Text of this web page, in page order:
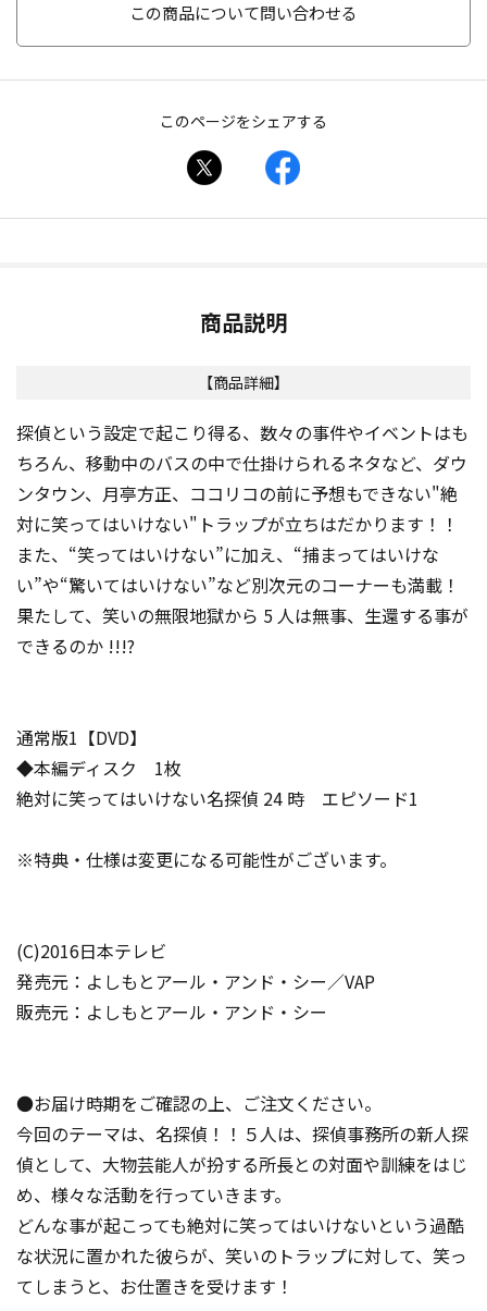
この商品について問い合わせる
このページをシェアする
商品説明
【商品詳細】
探偵という設定で起こり得る、数々の事件やイベントはも
ちろん、移動中のバスの中で仕掛けられるネタなど、ダウ
ンタウン、月亭方正、ココリコの前に予想もできない"絶
対に笑ってはいけない"トラップが立ちはだかります！！
また、“笑ってはいけない”に加え、“捕まってはいけな
い”や“驚いてはいけない”など別次元のコーナーも満載！
果たして、笑いの無限地獄から 5 人は無事、生還する事が
できるのか !!!?
通常版1【DVD】
◆本編ディスク 1枚
絶対に笑ってはいけない名探偵 24 時 エピソード1
※特典・仕様は変更になる可能性がございます。
(C)2016日本テレビ
発売元：よしもとアール・アンド・シー／VAP
販売元：よしもとアール・アンド・シー
●お届け時期をご確認の上、ご注文ください。
今回のテーマは、名探偵！！５人は、探偵事務所の新人探
偵として、大物芸能人が扮する所長との対面や訓練をはじ
め、様々な活動を行っていきます。
どんな事が起こっても絶対に笑ってはいけないという過酷
な状況に置かれた彼らが、笑いのトラップに対して、笑っ
てしまうと、お仕置きを受けます！